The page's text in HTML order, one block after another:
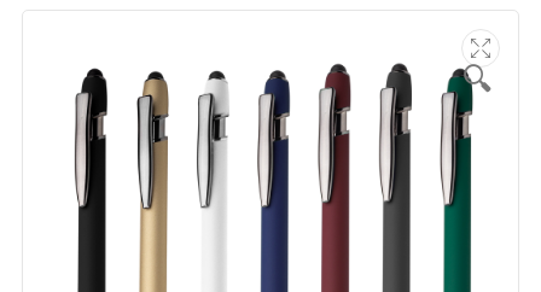
🔍